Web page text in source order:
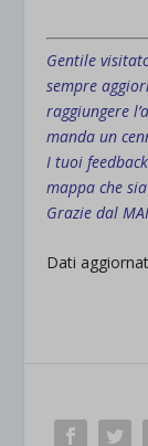
Gentile
sempre
raggiungere
manda un
I tuoi
mappa che
Grazie dal
Dati